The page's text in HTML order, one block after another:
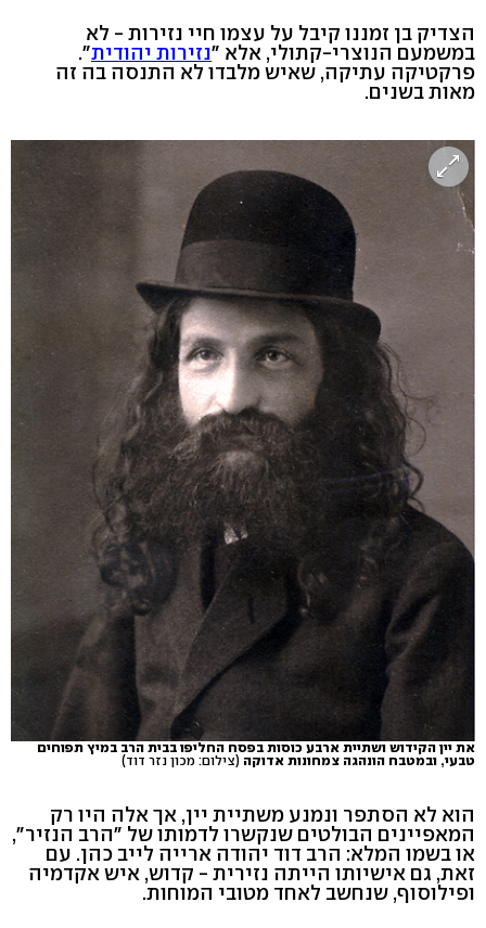
הצדיק בן זמננו קיבל על עצמו חיי נזירות - לא
במשמעם הנוצרי-קתולי, אלא "נזירות יהודית".
פרקטיקה עתיקה, שאיש מלבדו לא התנסה בה זה
מאות בשנים.
את יין הקידוש ושתיית ארבע כוסות בפסח החליפו בבית הרב במיץ תפוחים
טבעי, ובמטבח הונהגה צמחונות אדוקה (צילום: מכון נזר דוד)
הוא לא הסתפר ונמנע משתיית יין, אך אלה היו רק
המאפיינים הבולטים שנקשרו לדמותו של "הרב הנזיר",
או בשמו המלא: הרב דוד יהודה ארייה לייב כהן. עם
זאת, גם אישיותו הייתה נזירית - קדוש, איש אקדמיה
ופילוסוף, שנחשב לאחד מטובי המוחות.